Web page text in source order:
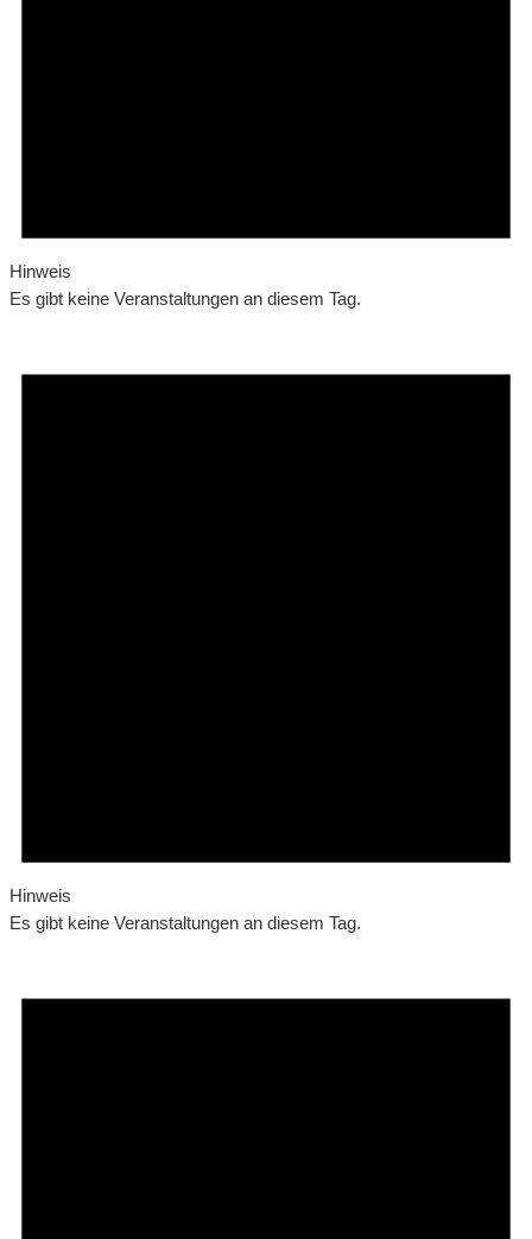
Hinweis
Es gibt keine Veranstaltungen an diesem Tag.
Hinweis
Es gibt keine Veranstaltungen an diesem Tag.